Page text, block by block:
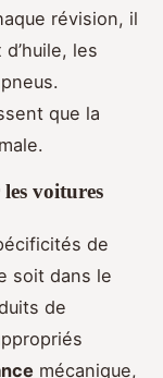
révision, il
les
que la
voitures
de
soit dans le
de
mécanique,